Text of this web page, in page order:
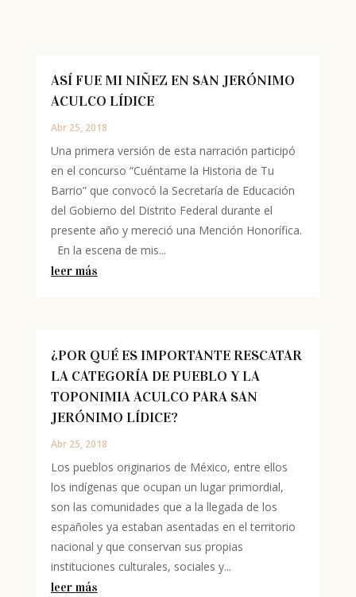
ASÍ FUE MI NIÑEZ EN SAN JERÓNIMO
ACULCO LÍDICE
Abr 25, 2018
Una primera versión de esta narración participó
en el concurso “Cuéntame la Historia de Tu
Barrio” que convocó la Secretaría de Educación
del Gobierno del Distrito Federal durante el
presente año y mereció una Mención Honorífica.
En la escena de mis...
leer más
¿POR QUÉ ES IMPORTANTE RESCATAR
LA CATEGORÍA DE PUEBLO Y LA
TOPONIMIA ACULCO PARA SAN
JERÓNIMO LÍDICE?
Abr 25, 2018
Los pueblos originarios de México, entre ellos
los indígenas que ocupan un lugar primordial,
son las comunidades que a la llegada de los
españoles ya estaban asentadas en el territorio
nacional y que conservan sus propias
instituciones culturales, sociales y...
leer más